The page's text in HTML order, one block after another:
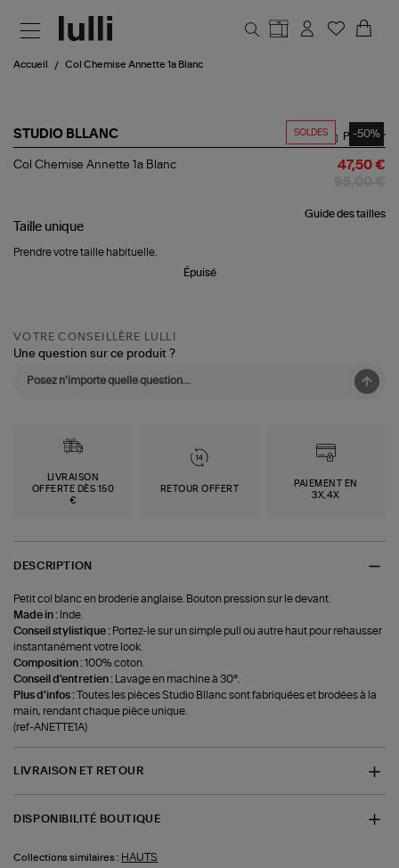
Accueil Col Chemise Annette 1a Blanc
SOLDES -50%
STUDIO BLLANC
Col
Blanc
Partager
Col Chemise Annette 1a Blanc 47,50 €
Guide des tailles
Taille unique
Prendre votre taille habituelle.
Épuisé
VOTRE CONSEILLÈRE LULLI
Une question sur ce produit ?
LIVRAISON
OFFERTE DÈS 150
€
RETOUR OFFERT
PAIEMENT EN
3X,4X
DESCRIPTION
Petit col blanc en broderie anglaise. Bouton pression sur le devant.
Made in : Inde.
Conseil stylistique : Portez-le sur un simple pull ou autre haut pour rehausser
instantanément votre look.
Composition :100% coton.
Conseil d'entretien :
Lavage en machine à 30°.
Plus d'infos :Toutes les pièces Studio Bllanc sont fabriquées et brodées à la
main, rendant chaque pièce unique.
(ref-ANETTE1A)
LIVRAISON ET RETOUR
DISPONIBILITÉ BOUTIQUE
Collections similaires : HAUTS